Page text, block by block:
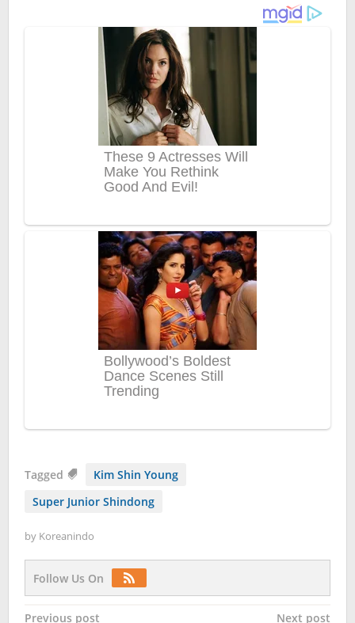
Tagged
Kim Shin Young
Super Junior Shindong
by Koreanindo
Follow Us On
Previous post
Next post